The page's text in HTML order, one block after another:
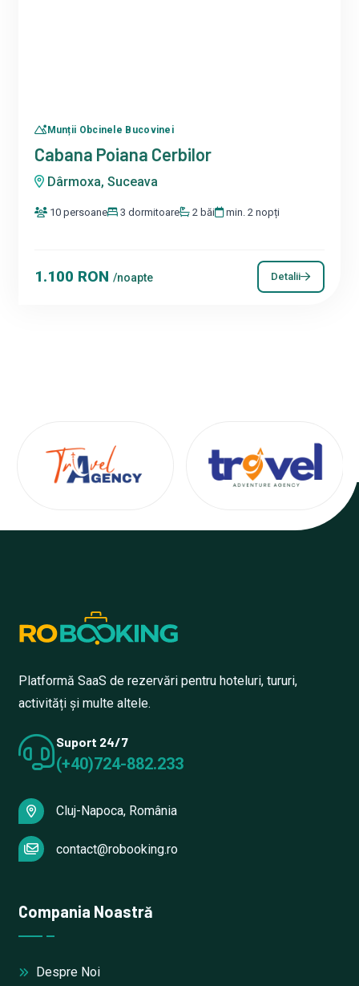
Munții Obcinele Bucovinei
Cabana Poiana Cerbilor
Dârmoxa, Suceava
10 persoane 3 dormitoare 2 băi min. 2 nopți
1.100 RON/noapte Detalii
Platformă SaaS de rezervări pentru hoteluri, tururi,
activități și multe altele.
Suport 24/7
(+40)724-882.233
Cluj-Napoca, România
contact@robooking.ro
Compania Noastră
Despre Noi